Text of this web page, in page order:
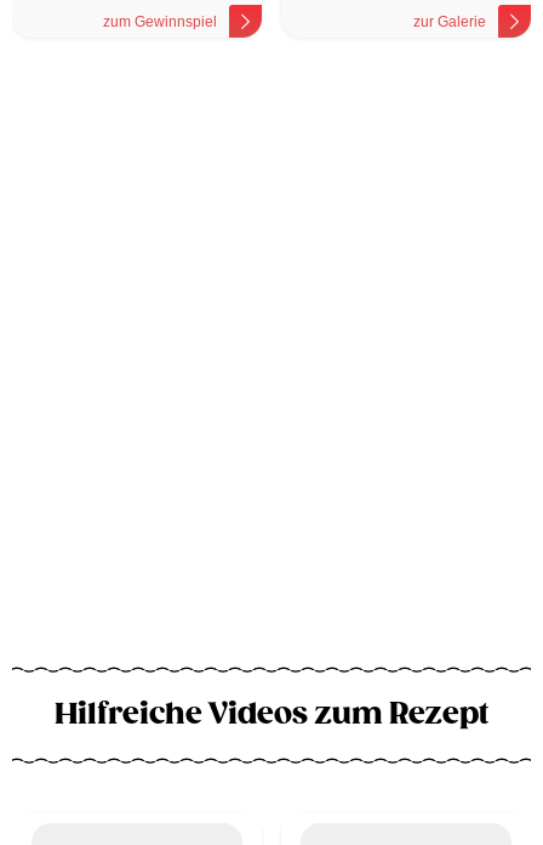
zum Gewinnspiel zur Galerie
Hilfreiche Videos zum Rezept